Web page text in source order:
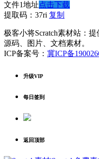
文件1地址点击下载
提取码：37ri 复制
极客小将Scratch素材站：提
源码、图片、文档素材。
ICP备案号： 冀ICP备
升级VIP
每日签到
返回顶部